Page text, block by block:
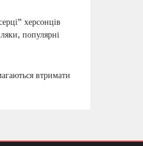
херсонців
популярні
втримати